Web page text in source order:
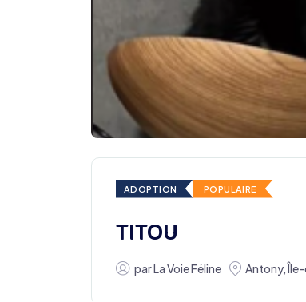
ADOPTION POPULAIRE
TITOU
parLa Voie Féline Antony,